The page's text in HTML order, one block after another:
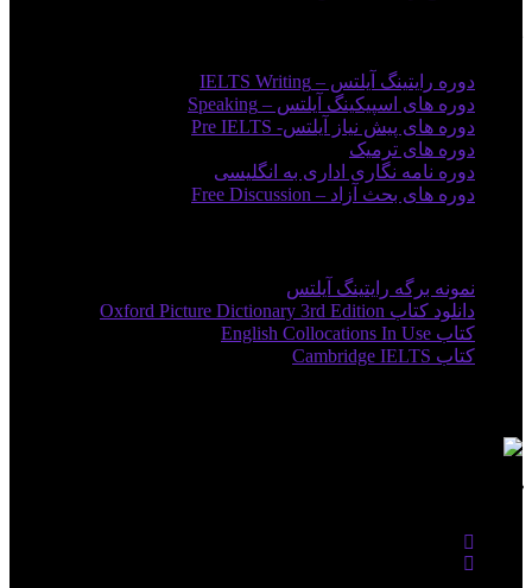
دوره رایتینگ آیلتس – IELTS Writing
دوره های اسپیکینگ آیلتس – Speaking
دوره های پیش نیاز آیلتس- Pre IELTS
دوره های ترمیک
دوره نامه نگاری اداری به انگلیسی
دوره های بحث آزاد – Free Discussion
نمونه برگه رایتینگ آیلتس
دانلود کتاب Oxford Picture Dictionary 3rd Edition
کتاب English Collocations In Use
کتاب Cambridge IELTS